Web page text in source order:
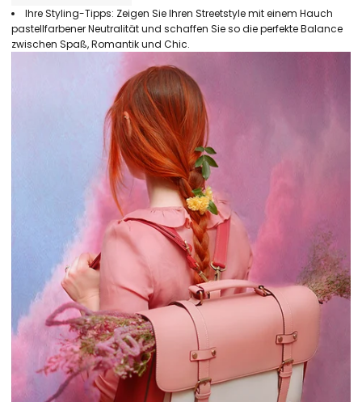
Ihre Styling-Tipps: Zeigen Sie Ihren Streetstyle mit einem Hauch
pastellfarbener Neutralität und schaffen Sie so die perfekte Balance
zwischen Spaß, Romantik und Chic.